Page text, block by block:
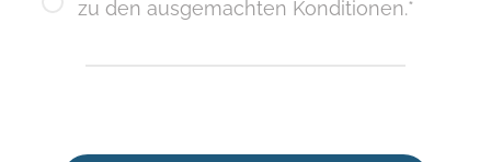
zu den ausgemachten Konditionen.*